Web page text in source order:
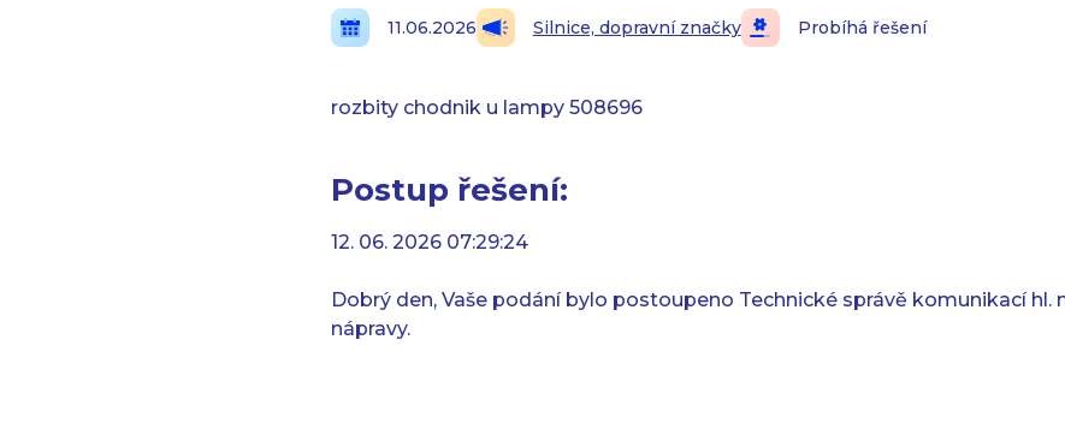
11.06.2026 Silnice, dopravní značky Probíhá řešení
rozbity chodnik u lampy 508696
Postup řešení:
12. 06. 2026 07:29:24
Dobrý den, Vaše podání bylo postoupeno Technické správě komunikací hl.
nápravy.